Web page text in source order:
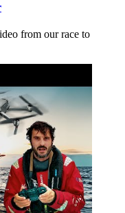
from our race to